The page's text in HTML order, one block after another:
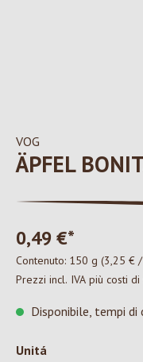
VOG
ÄPFEL
0,49 €*
Contenuto: 150 g (3,25 €
Prezzi incl. IVA più costi
Disponibile, tempi di
Seleziona
Unitá